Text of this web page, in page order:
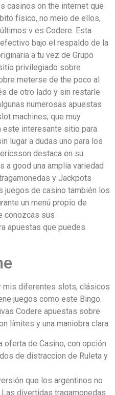
casinos on the internet que
físico, no meio de ellos,
v es Codere. Esta
bajo el respaldo de la
a tu vez de Grupo
privilegiado sobre
meterse de the poco al
de otro lado y sin restarle
numerosas apuestas
machines; que muy
este interesante sitio para
lugar a dudas uno para los
destaca en su
a good una amplia variedad
y Jackpots
juegos de casino también los
un menú propio de
conozcas sus
apuestas que puedes
mis diferentes slots, clásicos
juegos como este Bingo.
Codere apuestas sobre
límites y una maniobra clara.
oferta de Casino, con opción
de distraccion de Ruleta y
que los argentinos no
divertidas tragamonedas